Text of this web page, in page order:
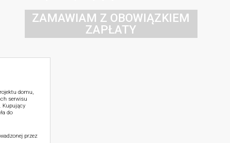
ZAMAWIAM Z OBOWIĄZKIEM
ZAPŁATY
domu,
serwisu
Kupujący
do
przez